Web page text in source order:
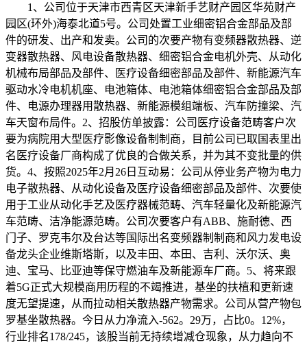
1、公司位于天津市西青区天津新手艺财产园区华苑财产
园区(环外)海泰北道5号。公司处置工业细密铝合金部品及部
件的研发、出产和发卖。公司的次要产物有变频器散热器、逆
变器散热器、风电设备散热器、细密铝合金电机外壳、从动化
机械布局部品及部件、医疗设备细密部品及部件、新能源汽车
驱动水冷电机机座、电池箱体、电池箱体细密铝合金部品及部
件、电源办理器用散热器、新能源模组端板、汽车防撞梁、汽
车天窗布局件。2、招股仿单披露：公司医疗设备范畴客户次
要为病院用大型医疗影像设备制制商，目前公司已取国表里出
名医疗设备厂商构成了优良的合做关系，并为其不变批量的供
货。4、按照2025年2月26日互动易：公司从停业务产物为电力
电子散热器、从动化设备及医疗设备细密部品及部件、次要使
用于工业从动化手艺及医疗器械范畴、汽车轻量化及新能源汽
车范畴、洁净能源范畴。公司次要客户有ABB、施耐德、西
门子、罗克韦尔及台达等国际出名变频器制制商和风力发电设
备龙头企业维斯塔斯，以及丰田、本田、吉利、沃尔沃、奥
迪、宝马、比亚迪等保守燃油车及新能源车厂商。5、将来跟
着5G正式大规模商用历程的不竭推进，基坐的扶植和更新速
度无望提速，从而拉动相关散热器产物需求。公司从营产物包
罗基坐散热器。今日从力净流入-562。29万，占比0。12%，
行业排名178/245，该股当前无持续增减仓现象，从力趋向不